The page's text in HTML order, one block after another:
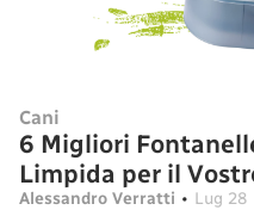
Cani
6 Migliori
Limpida per il
Alessandro Verratti • Lug 28